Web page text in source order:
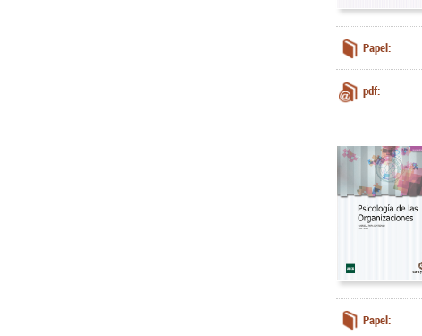
Papel:
pdf:
Papel: